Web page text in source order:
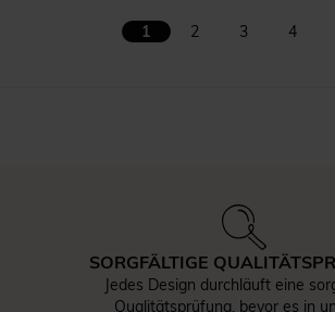
1 2 3 4
SORGFÄLTIGE
Jedes Design durchläuft eine
Qualitätsprüfung, bevor es in